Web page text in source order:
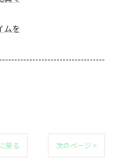
ムを
戻る 次のページ >